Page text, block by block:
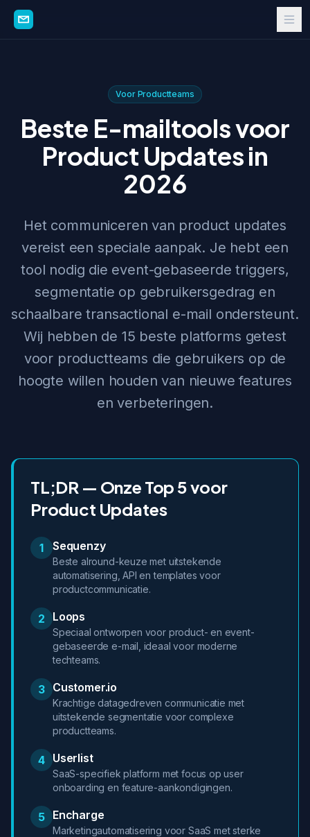
Voor Productteams
Beste E-mailtools voor
Product Updates in
2026
Het communiceren van product updates
vereist een speciale aanpak. Je hebt een
tool nodig die event-gebaseerde triggers,
segmentatie op gebruikersgedrag en
schaalbare transactional e-mail ondersteunt.
Wij hebben de 15 beste platforms getest
voor productteams die gebruikers op de
hoogte willen houden van nieuwe features
en verbeteringen.
TL;DR — Onze Top 5 voor
Product Updates
1 Sequenzy
Beste alround-keuze met uitstekende
automatisering, API en templates voor
productcommunicatie.
2 Loops
Speciaal ontworpen voor product- en event-
gebaseerde e-mail, ideaal voor moderne
techteams.
3 Customer.io
Krachtige datagedreven communicatie met
uitstekende segmentatie voor complexe
productteams.
4 Userlist
SaaS-specifiek platform met focus op user
onboarding en feature-aankondigingen.
5 Encharge
Marketingautomatisering voor SaaS met sterke